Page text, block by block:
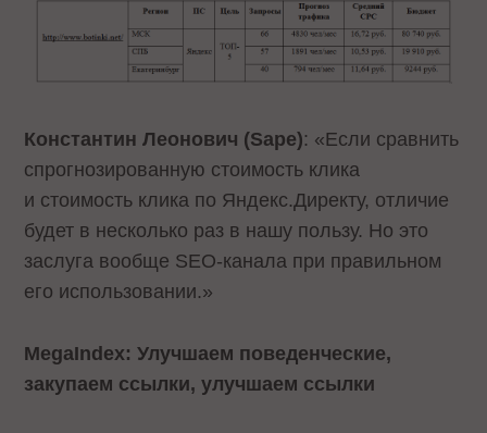
Константин Леонович (Sape): «Если сравнить
спрогнозированную стоимость клика
и стоимость клика по Яндекс.Директу, отличие
будет в несколько раз в нашу пользу. Но это
заслуга вообще SEO-канала при правильном
его использовании.»
MegaIndex: Улучшаем поведенческие,
закупаем ссылки, улучшаем ссылки